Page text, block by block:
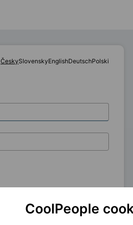
ČeskySlovenskyEnglishDeutschPolski
CoolPeople